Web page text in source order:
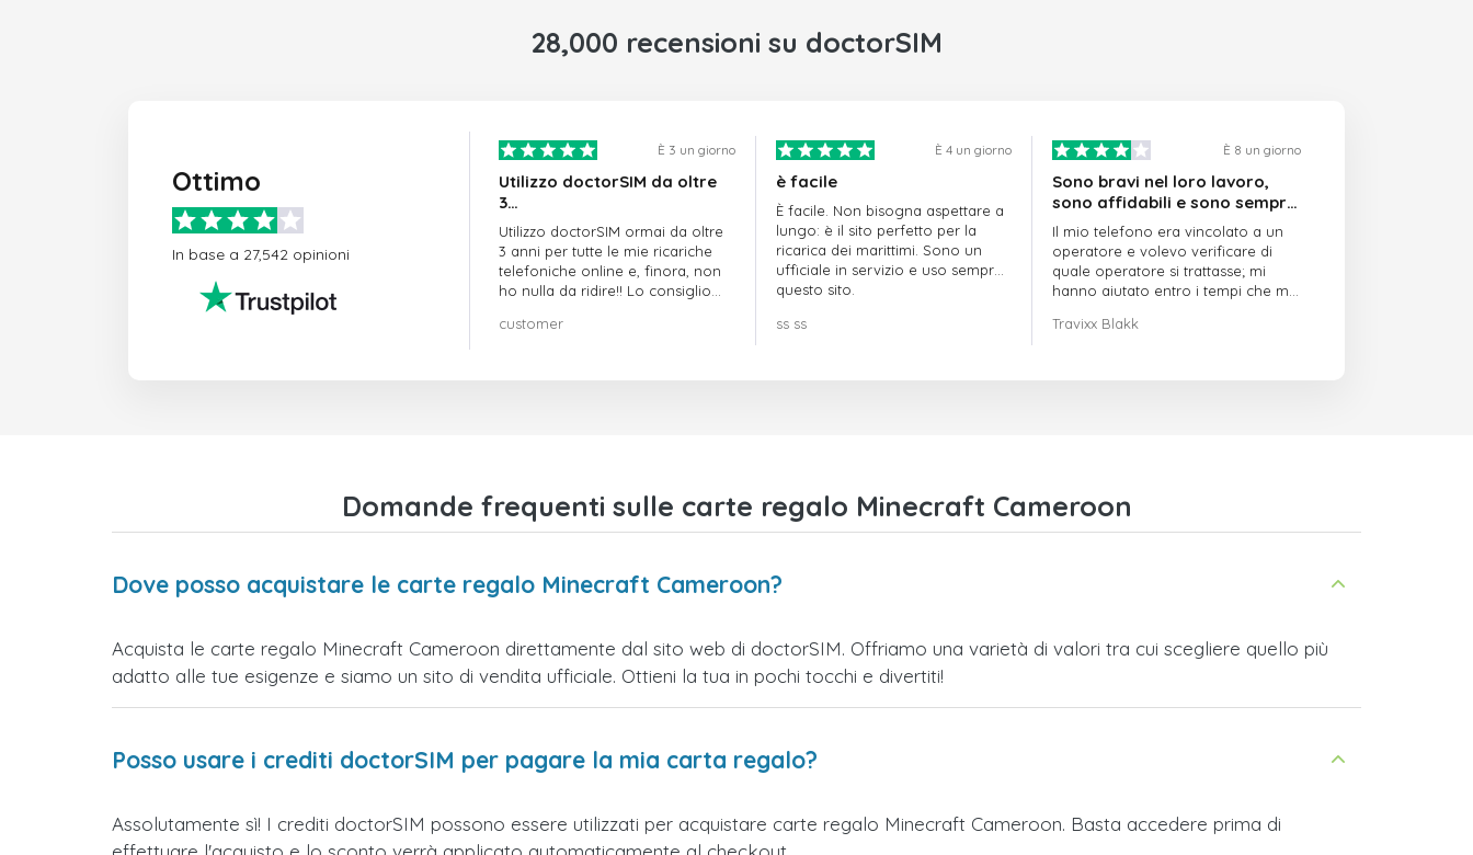
28,000 recensioni su doctorSIM
Ottimo
In base a 27,542 opinioni
È 3 un giorno
Utilizzo doctorSIM da oltre
3…
Utilizzo doctorSIM ormai da oltre
3 anni per tutte le mie ricariche
telefoniche online e, finora, non
ho nulla da ridire!! Lo consiglio
customer
È 4 un giorno
è facile
È facile. Non bisogna aspettare a
lungo: è il sito perfetto per la
ricarica dei marittimi. Sono un
ufficiale in servizio e uso sempre
questo sito.
ss ss
È 8 un giorno
Sono bravi nel loro lavoro,
sono affidabili e sono sempre
puntuali
Il mio telefono era vincolato a un
operatore e volevo verificare di
quale operatore si trattasse; mi
hanno aiutato entro i tempi che mi
Travixx Blakk
Domande frequenti sulle carte regalo Minecraft Cameroon
Dove posso acquistare le carte regalo Minecraft Cameroon?
Acquista le carte regalo Minecraft Cameroon direttamente dal sito web di doctorSIM. Offriamo una varietà di valori tra cui scegliere quello più
adatto alle tue esigenze e siamo un sito di vendita ufficiale. Ottieni la tua in pochi tocchi e divertiti!
Posso usare i crediti doctorSIM per pagare la mia carta regalo?
Assolutamente sì! I crediti doctorSIM possono essere utilizzati per acquistare carte regalo Minecraft Cameroon. Basta accedere prima di